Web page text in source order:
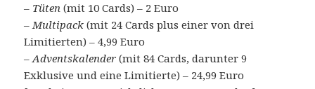
– Tüten (mit 10 Cards) – 2 Euro
–Multipack (mit 24 Cards plus einer von drei
Limitierten) – 4,99 Euro
–Adventskalender (mit 84 Cards, darunter 9
Exklusive und eine Limitierte) – 24,99 Euro